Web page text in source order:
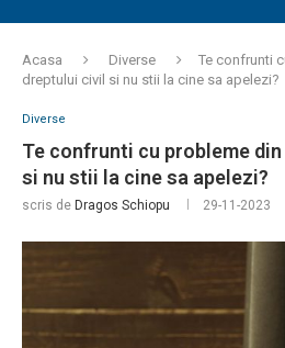
Acasa Diverse
Te confrunti
dreptului civil si nu stii la cine sa apelezi?
Diverse
Te confrunti cu probleme
si nu stii la cine sa apelezi?
scris de Dragos Schiopu 29-11-2023